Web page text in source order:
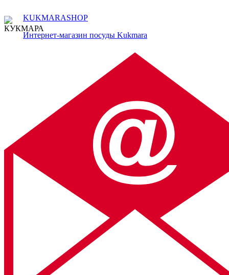
KUKMARASHOP
Интернет-магазин посуды Kukmara